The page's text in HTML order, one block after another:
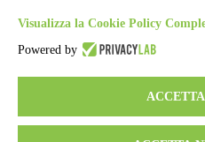
Copyright 2026 | Engineered and
Parma S.p.A. | Divisione
Visualizza la Cookie Policy
Powered by